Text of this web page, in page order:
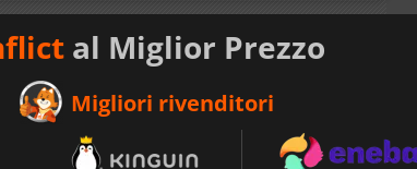
al Miglior Prezzo
Migliori rivenditori